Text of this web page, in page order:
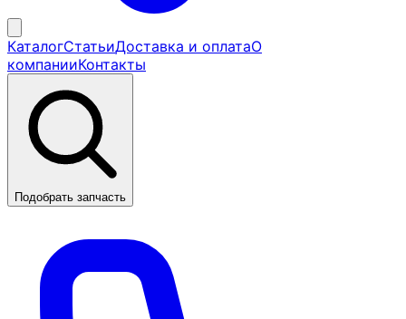
КаталогСтатьиДоставка и оплатаО
компанииКонтакты
Подобрать запчасть